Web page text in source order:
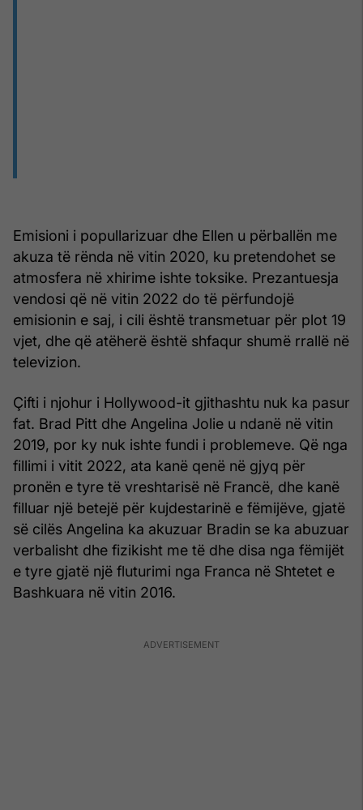
Emisioni i popullarizuar dhe Ellen u përballën me
akuza të rënda në vitin 2020, ku pretendohet se
atmosfera në xhirime ishte toksike. Prezantuesja
vendosi që në vitin 2022 do të përfundojë
emisionin e saj, i cili është transmetuar për plot 19
vjet, dhe që atëherë është shfaqur shumë rrallë në
televizion.
Çifti i njohur i Hollywood-it gjithashtu nuk ka pasur
fat. Brad Pitt dhe Angelina Jolie u ndanë në vitin
2019, por ky nuk ishte fundi i problemeve. Që nga
fillimi i vitit 2022, ata kanë qenë në gjyq për
pronën e tyre të vreshtarisë në Francë, dhe kanë
filluar një betejë për kujdestarinë e fëmijëve, gjatë
së cilës Angelina ka akuzuar Bradin se ka abuzuar
verbalisht dhe fizikisht me të dhe disa nga fëmijët
e tyre gjatë një fluturimi nga Franca në Shtetet e
Bashkuara në vitin 2016.